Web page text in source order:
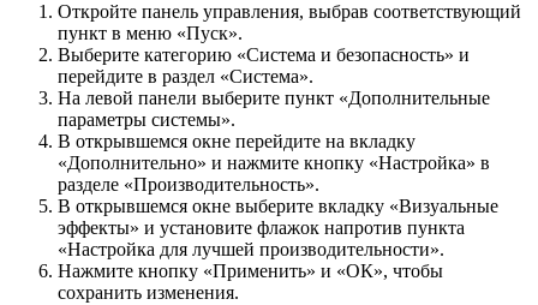
Откройте панель управления, выбрав соответствующий
пункт в меню «Пуск».
Выберите категорию «Система и безопасность» и
перейдите в раздел «Система».
На левой панели выберите пункт «Дополнительные
параметры системы».
В открывшемся окне перейдите на вкладку
«Дополнительно» и нажмите кнопку «Настройка» в
разделе «Производительность».
В открывшемся окне выберите вкладку «Визуальные
эффекты» и установите флажок напротив пункта
«Настройка для лучшей производительности».
Нажмите кнопку «Применить» и «ОК», чтобы
сохранить изменения.